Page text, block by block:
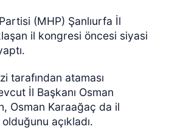
(MHP) Şanlıurfa İl
il kongresi öncesi siyasi
tarafından ataması
İl Başkanı Osman
Osman Karaağaç da il
açıkladı.